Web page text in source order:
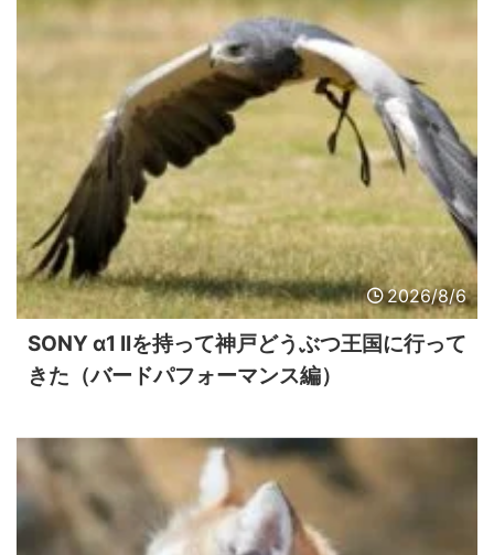
2026/8/6
SONY α1 IIを持って神戸どうぶつ王国に行って
きた（バードパフォーマンス編）